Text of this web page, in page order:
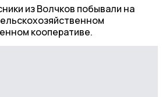
из Волчков побывали на
кооперативе.